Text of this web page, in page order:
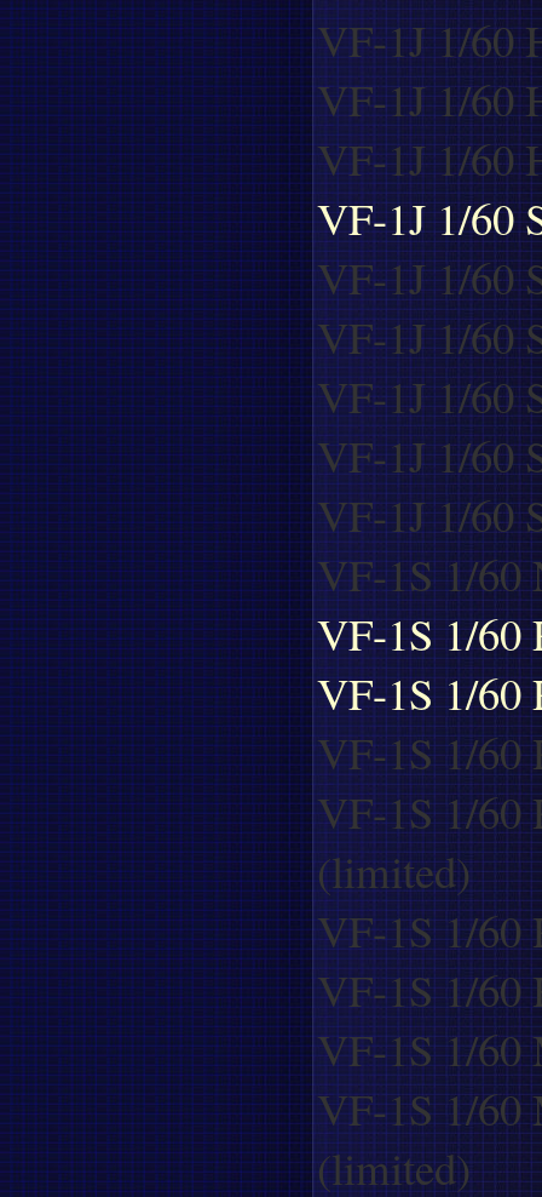
VF-1J 1/60
VF-1J 1/60
VF-1J 1/60
VF-1J 1/60
VF-1J 1/60
VF-1J 1/60
VF-1J 1/60
VF-1J 1/60
VF-1J 1/60
VF-1S 1/60
VF-1S 1/60
VF-1S 1/60
VF-1S 1/60
VF-1S 1/60
(limited)
VF-1S 1/60
VF-1S 1/60
VF-1S 1/60
VF-1S 1/60
(limited)